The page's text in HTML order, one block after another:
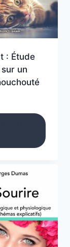
: Étude
un